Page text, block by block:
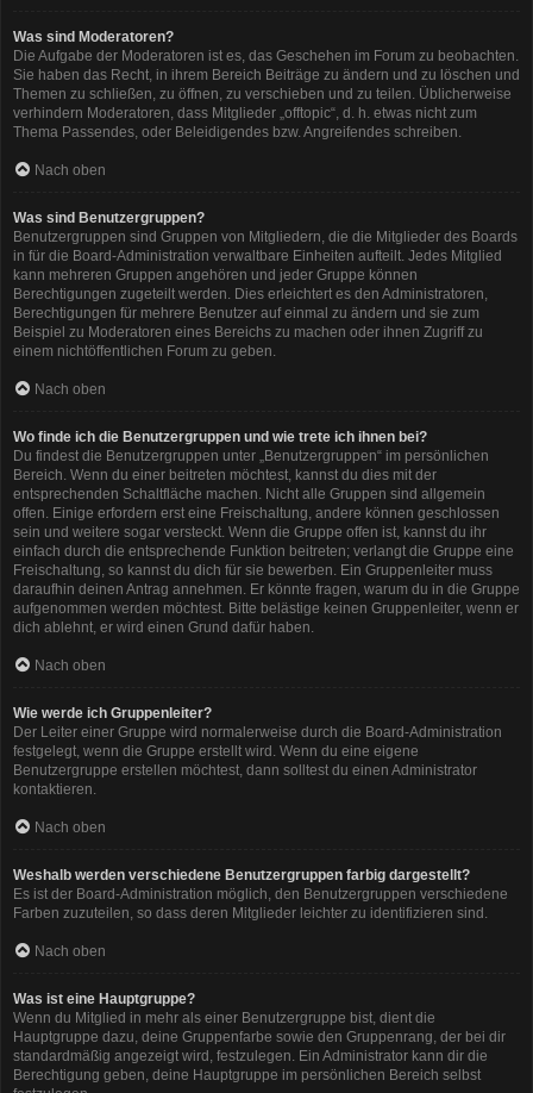
Was sind Moderatoren?
Die Aufgabe der Moderatoren ist es, das Geschehen im Forum zu beobachten.
Sie haben das Recht, in ihrem Bereich Beiträge zu ändern und zu löschen und
Themen zu schließen, zu öffnen, zu verschieben und zu teilen. Üblicherweise
verhindern Moderatoren, dass Mitglieder „offtopic“, d. h. etwas nicht zum
Thema Passendes, oder Beleidigendes bzw. Angreifendes schreiben.
Nach oben
Was sind Benutzergruppen?
Benutzergruppen sind Gruppen von Mitgliedern, die die Mitglieder des Boards
in für die Board-Administration verwaltbare Einheiten aufteilt. Jedes Mitglied
kann mehreren Gruppen angehören und jeder Gruppe können
Berechtigungen zugeteilt werden. Dies erleichtert es den Administratoren,
Berechtigungen für mehrere Benutzer auf einmal zu ändern und sie zum
Beispiel zu Moderatoren eines Bereichs zu machen oder ihnen Zugriff zu
einem nichtöffentlichen Forum zu geben.
Nach oben
Wo finde ich die Benutzergruppen und wie trete ich ihnen bei?
Du findest die Benutzergruppen unter „Benutzergruppen“ im persönlichen
Bereich. Wenn du einer beitreten möchtest, kannst du dies mit der
entsprechenden Schaltfläche machen. Nicht alle Gruppen sind allgemein
offen. Einige erfordern erst eine Freischaltung, andere können geschlossen
sein und weitere sogar versteckt. Wenn die Gruppe offen ist, kannst du ihr
einfach durch die entsprechende Funktion beitreten; verlangt die Gruppe eine
Freischaltung, so kannst du dich für sie bewerben. Ein Gruppenleiter muss
daraufhin deinen Antrag annehmen. Er könnte fragen, warum du in die Gruppe
aufgenommen werden möchtest. Bitte belästige keinen Gruppenleiter, wenn er
dich ablehnt, er wird einen Grund dafür haben.
Nach oben
Wie werde ich Gruppenleiter?
Der Leiter einer Gruppe wird normalerweise durch die Board-Administration
festgelegt, wenn die Gruppe erstellt wird. Wenn du eine eigene
Benutzergruppe erstellen möchtest, dann solltest du einen Administrator
kontaktieren.
Nach oben
Weshalb werden verschiedene Benutzergruppen farbig dargestellt?
Es ist der Board-Administration möglich, den Benutzergruppen verschiedene
Farben zuzuteilen, so dass deren Mitglieder leichter zu identifizieren sind.
Nach oben
Was ist eine Hauptgruppe?
Wenn du Mitglied in mehr als einer Benutzergruppe bist, dient die
Hauptgruppe dazu, deine Gruppenfarbe sowie den Gruppenrang, der bei dir
standardmäßig angezeigt wird, festzulegen. Ein Administrator kann dir die
Berechtigung geben, deine Hauptgruppe im persönlichen Bereich selbst